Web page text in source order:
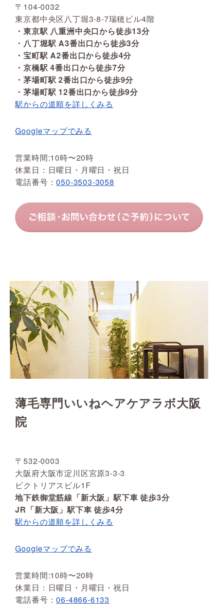
〒104-0032
東京都中央区八丁堀3-8-7瑞穂ビル4階
・東京駅 八重洲中央口から徒歩13分
・八丁堀駅 A3番出口から徒歩3分
・宝町駅 A2番出口から徒歩4分
・京橋駅 4番出口から徒歩7分
・茅場町駅 2番出口から徒歩9分
・茅場町駅 12番出口から徒歩9分
駅からの道順を詳しくみる
Googleマップでみる
営業時間:10時〜20時
休業日：日曜日・月曜日・祝日
電話番号：050-3503-3058
薄毛専門いいねヘアケアラボ大阪
院
〒532-0003
大阪府大阪市淀川区宮原3-3-3
ビクトリアスビル1F
地下鉄御堂筋線「新大阪」駅下車 徒歩3分
JR「新大阪」駅下車 徒歩4分
駅からの道順を詳しくみる
Googleマップでみる
営業時間:10時〜20時
休業日：日曜日・月曜日・祝日
電話番号：06-4866-6133